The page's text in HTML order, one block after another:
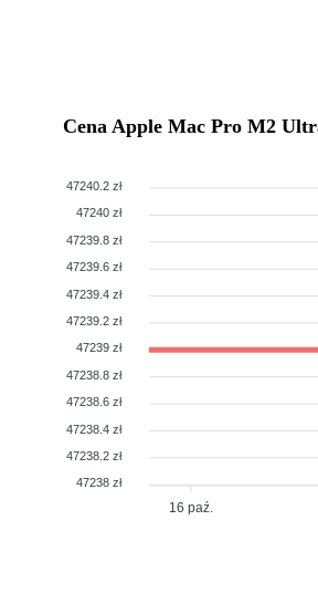
Cena Apple Mac Pro M2
47240.2 zł
47240 zł
47239.8 zł
47239.6 zł
47239.4 zł
47239.2 zł
47239 zł
47238.8 zł
47238.6 zł
47238.4 zł
47238.2 zł
47238 zł
16 paź.